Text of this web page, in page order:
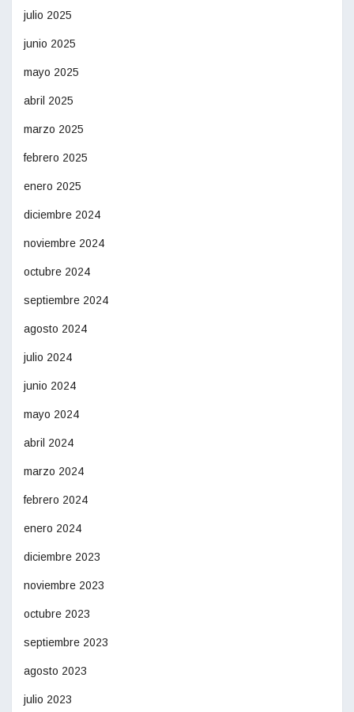
julio 2025
junio 2025
mayo 2025
abril 2025
marzo 2025
febrero 2025
enero 2025
diciembre 2024
noviembre 2024
octubre 2024
septiembre 2024
agosto 2024
julio 2024
junio 2024
mayo 2024
abril 2024
marzo 2024
febrero 2024
enero 2024
diciembre 2023
noviembre 2023
octubre 2023
septiembre 2023
agosto 2023
julio 2023